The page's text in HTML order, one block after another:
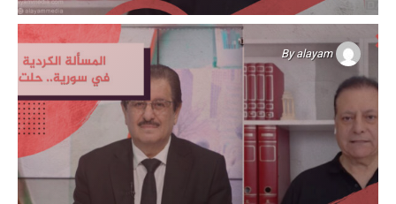
Byalayam